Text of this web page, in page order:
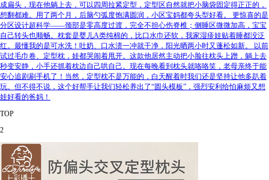
成扁头，现在他躺上去，可以四周拉紧定型，定型区自然就把小脑袋固定得正正的，
想翻都难。用了两个月，后脑勺弧度饱满圆润，小区宝妈都夸头型好看。 更惊喜的是
分区设计超科学——颈部是零高度过渡，完全不担心伤脊椎；侧睡区微微加高，宝宝
自己转头也顺畅。枕套是婴儿A类纯棉的，比口水巾还软，我家湿疹娃贴着睡都没泛
红。最懂我的是可水洗！吐奶、口水渍一冲就干净，阳光晒两小时又蓬松如新。 以前
试过毛巾卷、定型枕，娃都哭闹着甩开。这款他居然主动把小脸往枕头上蹭，躺上去
秒变安静，小手还抓着枕边自己哄自己。现在每晚看到枕头就咯咯笑，老母亲终于能
安心追剧刷手机了！当然，定型枕不是万能的，白天醒着时我们还是坚持让他多趴着
玩。但不得不说，这个好帮手让我们轻松养出了“圆头模板”，强烈安利给怕麻烦又想
娃好看的爸妈！
TOP
2